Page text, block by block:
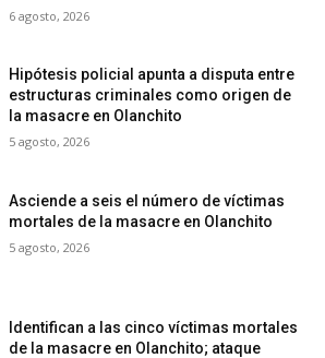
6 agosto, 2026
Hipótesis policial apunta a disputa entre
estructuras criminales como origen de
la masacre en Olanchito
5 agosto, 2026
Asciende a seis el número de víctimas
mortales de la masacre en Olanchito
5 agosto, 2026
Identifican a las cinco víctimas mortales
de la masacre en Olanchito; ataque